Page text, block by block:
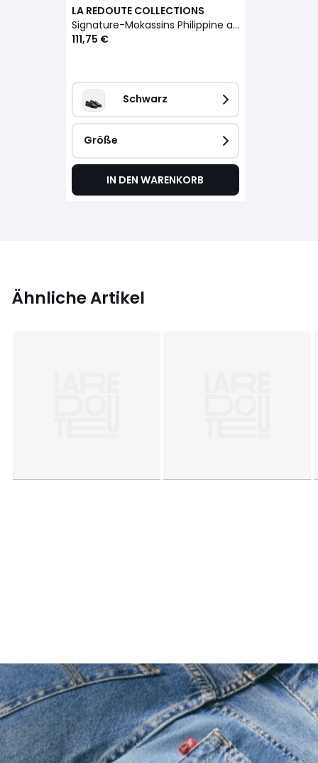
LA REDOUTE COLLECTIONS
Signature-Mokassins Philippine aus Leder
111,75 €
Schwarz
Größe
IN DEN WARENKORB
Ähnliche Artikel